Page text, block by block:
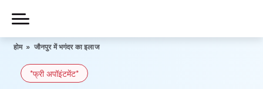
content
Piles
होम » जौनपुर में भगंदर का इलाज
*फ्री अपॉइंटमेंट*